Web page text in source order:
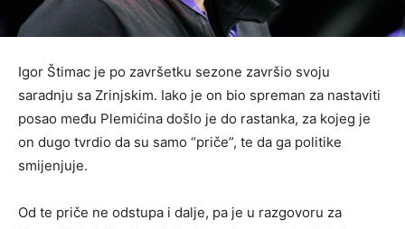
Igor Štimac je po završetku sezone završio svoju
saradnju sa Zrinjskim. Iako je on bio spreman za nastaviti
posao među Plemićina došlo je do rastanka, za kojeg je
on dugo tvrdio da su samo “priče”, te da ga politike
smijenjuje.
Od te priče ne odstupa i dalje, pa je u razgovoru za